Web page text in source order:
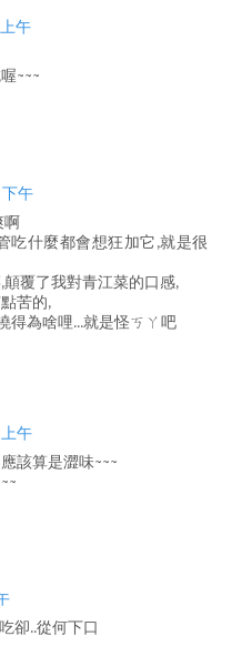
午
~~~
午
啊
吃什麼都會想狂加它,就是很
覆了我對青江菜的口感,
苦的,
得為啥哩...就是怪ㄎㄚ吧
午
該算是澀味~~~
卻..從何下口